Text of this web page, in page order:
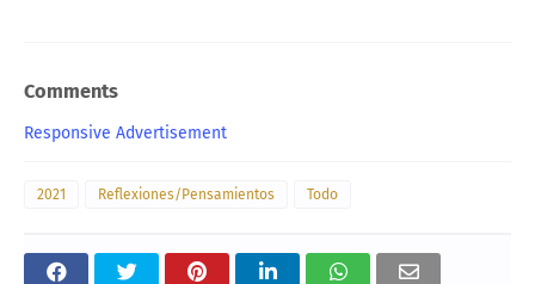
Comments
Responsive Advertisement
2021 Reflexiones/Pensamientos Todo